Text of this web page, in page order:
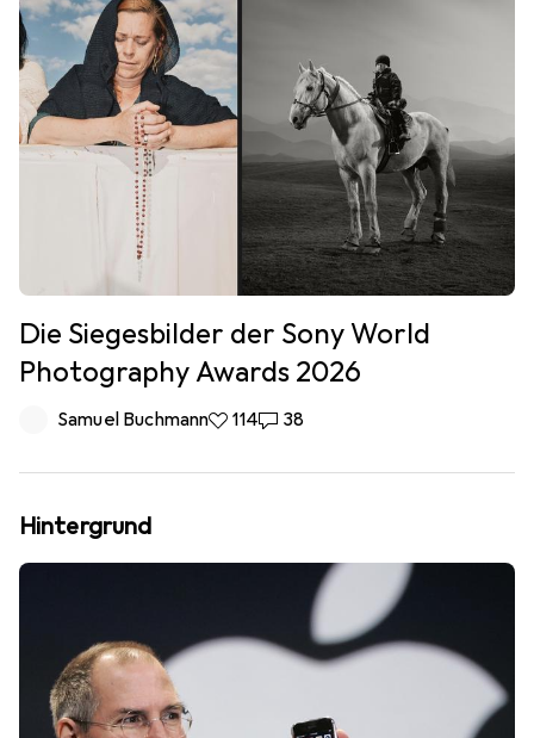
Die Siegesbilder der Sony World
Photography Awards 2026
Samuel Buchmann114 Likes
11438 Kommentare
38
Hintergrund